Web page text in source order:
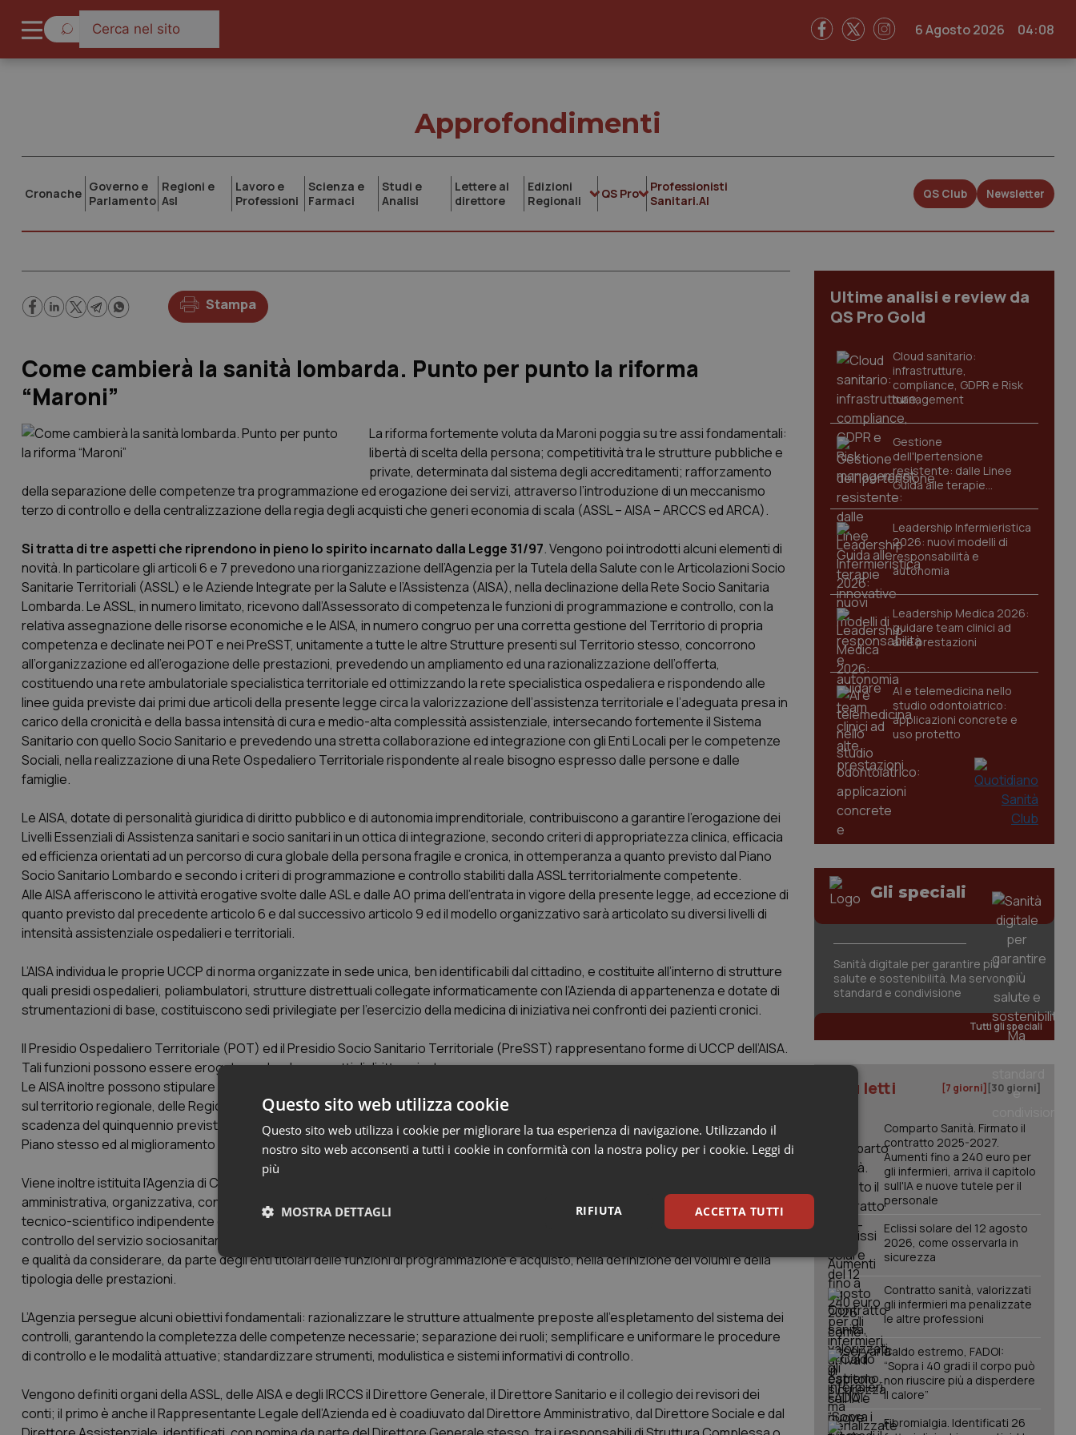
6 Agosto 2026 04:08
Approfondimenti
Cronache Governo e
Parlamento
Regioni e
Asl
Lavoro e
Professioni
Scienza e
Farmaci
Studi e
Analisi
Lettere al
direttore
Edizioni
Regionali
QS Pro
Professionisti
Sanitari.AI
QS Club Newsletter
Stampa
Come cambierà la sanità lombarda. Punto per punto la riforma
“Maroni”
La riforma fortemente voluta da Maroni poggia su tre assi fondamentali:
libertà di scelta della persona; competitività tra le strutture pubbliche e
private, determinata dal sistema degli accreditamenti; rafforzamento
della separazione delle competenze tra programmazione ed erogazione dei servizi, attraverso l’introduzione di un meccanismo
terzo di controllo e della centralizzazione della regia degli acquisti che generi economia di scala (ASSL – AISA – ARCCS ed ARCA).
Si tratta di tre aspetti che riprendono in pieno lo spirito incarnato dalla Legge 31/97. Vengono poi introdotti alcuni elementi di
novità. In particolare gli articoli 6 e 7 prevedono una riorganizzazione dell’Agenzia per la Tutela della Salute con le Articolazioni Socio
Sanitarie Territoriali (ASSL) e le Aziende Integrate per la Salute e l’Assistenza (AISA), nella declinazione della Rete Socio Sanitaria
Lombarda. Le ASSL, in numero limitato, ricevono dall’Assessorato di competenza le funzioni di programmazione e controllo, con la
relativa assegnazione delle risorse economiche e le AISA, in numero congruo per una corretta gestione del Territorio di propria
competenza e declinate nei POT e nei PreSST, unitamente a tutte le altre Strutture presenti sul Territorio stesso, concorrono
all’organizzazione ed all’erogazione delle prestazioni, prevedendo un ampliamento ed una razionalizzazione dell’offerta,
costituendo una rete ambulatoriale specialistica territoriale ed ottimizzando la rete specialistica ospedaliera e rispondendo alle
linee guida previste dai primi due articoli della presente legge circa la valorizzazione dell’assistenza territoriale e l’adeguata presa in
carico della cronicità e della bassa intensità di cura e medio-alta complessità assistenziale, intersecando fortemente il Sistema
Sanitario con quello Socio Sanitario e prevedendo una stretta collaborazione ed integrazione con gli Enti Locali per le competenze
Sociali, nella realizzazione di una Rete Ospedaliero Territoriale rispondente al reale bisogno espresso dalle persone e dalle
famiglie.
Le AISA, dotate di personalità giuridica di diritto pubblico e di autonomia imprenditoriale, contribuiscono a garantire l’erogazione dei
Livelli Essenziali di Assistenza sanitari e socio sanitari in un ottica di integrazione, secondo criteri di appropriatezza clinica, efficacia
ed efficienza orientati ad un percorso di cura globale della persona fragile e cronica, in ottemperanza a quanto previsto dal Piano
Socio Sanitario Lombardo e secondo i criteri di programmazione e controllo stabiliti dalla ASSL territorialmente competente.
Alle AISA afferiscono le attività erogative svolte dalle ASL e dalle AO prima dell’entrata in vigore della presente legge, ad eccezione di
quanto previsto dal precedente articolo 6 e dal successivo articolo 9 ed il modello organizzativo sarà articolato su diversi livelli di
intensità assistenziale ospedalieri e territoriali.
L’AISA individua le proprie UCCP di norma organizzate in sede unica, ben identificabili dal cittadino, e costituite all’interno di strutture
quali presidi ospedalieri, poliambulatori, strutture distrettuali collegate informaticamente con l’Azienda di appartenenza e dotate di
strumentazioni di base, costituiscono sedi privilegiate per l’esercizio della medicina di iniziativa nei confronti dei pazienti cronici.
Il Presidio Ospedaliero Territoriale (POT) ed il Presidio Socio Sanitario Territoriale (PreSST) rappresentano forme di UCCP dell’AISA.
Tali funzioni possono essere erogate anche da soggetti di diritto privato.
Le AISA inoltre possono stipulare specifiche convenzioni tra loro e con tutte le realtà produttive, commerciali e di servizi insistenti
sul territorio regionale, delle Regioni limitrofe, oltreché internazionali, della durata ritenuta più opportuna fino al massimo della
scadenza del quinquennio previsto nel Piano Socio Sanitario Lombardo, finalizzate al raggiungimento degli obiettivi contenuti nel
Piano stesso ed al miglioramento delle prestazioni erogate alla persona ed alla famiglia.
Viene inoltre istituita l’Agenzia di Controllo del Servizio Socio Sanitario Regionale, quale ente di diritto pubblico, dotato di autonomia
amministrativa, organizzativa, contabile e gestionale, nei limiti previsti dalla presente legge. L’Agenzia opera quale organismo
tecnico-scientifico indipendente dalle funzioni di governo, di programmazione e di acquisto. E’ titolare delle funzioni di vigilanza e
controllo del servizio sociosanitario regionale. Nell’esercizio delle sue funzioni l’Agenzia elabora un sistema di controllo produzione
e qualità da considerare, da parte degli enti titolari delle funzioni di programmazione e acquisto, nella definizione dei volumi e della
tipologia delle prestazioni.
L’Agenzia persegue alcuni obiettivi fondamentali: razionalizzare le strutture attualmente preposte all’espletamento del sistema dei
controlli, garantendo la completezza delle competenze necessarie; separazione dei ruoli; semplificare e uniformare le procedure
di controllo e le modalità attuative; standardizzare strumenti, modulistica e sistemi informativi di controllo.
Vengono definiti organi della ASSL, delle AISA e degli IRCCS il Direttore Generale, il Direttore Sanitario e il collegio dei revisori dei
conti; il primo è anche il Rappresentante Legale dell’Azienda ed è coadiuvato dal Direttore Amministrativo, dal Direttore Sociale e dal
Ultime analisi e review da
QS Pro Gold
Cloud sanitario:
infrastrutture,
compliance, GDPR e Risk
management
Gestione
dell'Ipertensione
resistente: dalle Linee
Guida alle terapie
innovative
Leadership Infermieristica
2026: nuovi modelli di
responsabilità e
autonomia
Leadership Medica 2026:
guidare team clinici ad
alte prestazioni
AI e telemedicina nello
studio odontoiatrico:
applicazioni concrete e
uso protetto
Gli speciali
Sanità digitale per garantire più
salute e sostenibilità. Ma servono
standard e condivisione
Tutti gli speciali
I più letti [7 giorni] [30 giorni]
Comparto Sanità. Firmato il
contratto 2025-2027.
Aumenti fino a 240 euro per
gli infermieri, arriva il capitolo
sull'IA e nuove tutele per il
personale
Eclissi solare del 12 agosto
2026, come osservarla in
sicurezza
Contratto sanità, valorizzati
gli infermieri ma penalizzate
le altre professioni
Caldo estremo, FADOI:
“Sopra i 40 gradi il corpo può
non riuscire più a disperdere
il calore”
Fibromialgia. Identificati 26
Questo sito web utilizza cookie
Questo sito web utilizza i cookie per migliorare la tua esperienza di navigazione. Utilizzando il
nostro sito web acconsenti a tutti i cookie in conformità con la nostra policy per i cookie. Leggi di
più
ACCETTA TUTTI
RIFIUTA
MOSTRA DETTAGLI
Necessari Statistici Marketing
I cookie necessari contribuiscono a rendere fruibile il sito web abilitandone funzionalità di base quali la navigazione sulle pagine
e l'accesso alle aree protette del sito. Il sito web non è in grado di funzionare correttamente senza questi cookie.